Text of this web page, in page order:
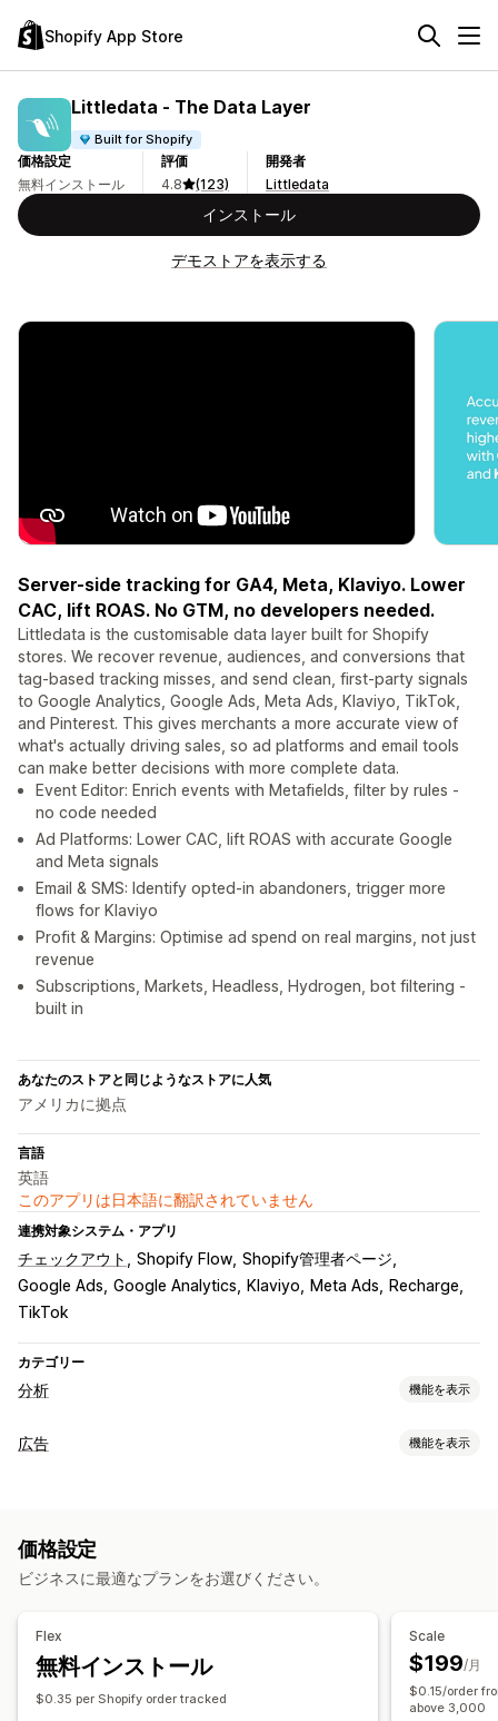
Shopify App Store
Littledata ‑ The Data Layer
Built for Shopify
価格設定
無料インストール
評価
4.8
(123)
開発者
Littledata
インストール
デモストアを表示する
Server-side tracking for GA4, Meta, Klaviyo. Lower
CAC, lift ROAS. No GTM, no developers needed.
Littledata is the customisable data layer built for Shopify
stores. We recover revenue, audiences, and conversions that
tag-based tracking misses, and send clean, first-party signals
to Google Analytics, Google Ads, Meta Ads, Klaviyo, TikTok,
and Pinterest. This gives merchants a more accurate view of
what's actually driving sales, so ad platforms and email tools
can make better decisions with more complete data.
Event Editor: Enrich events with Metafields, filter by rules -
no code needed
Ad Platforms: Lower CAC, lift ROAS with accurate Google
and Meta signals
Email & SMS: Identify opted-in abandoners, trigger more
flows for Klaviyo
Profit & Margins: Optimise ad spend on real margins, not just
revenue
Subscriptions, Markets, Headless, Hydrogen, bot filtering -
built in
あなたのストアと同じようなストアに人気
アメリカに拠点
言語
英語
このアプリは日本語に翻訳されていません
連携対象システム・アプリ
チェックアウト Shopify Flow Shopify管理者ページ
Google Ads Google Analytics Klaviyo Meta Ads
Recharge
TikTok
カテゴリー
分析 機能を表示
お客様の操作動向
マーケティングと販売
チェックアウト分析 購入の追跡 ファネル分析
ビジュアルとレポート
複数ストアレポート データのエクスポート
広告 機能を表示
カスタムオーディエンス
ロケーションベース
商品カテゴリー リターゲティング
パフォーマンス追跡
ROI分析
コンバージョントラッキング
UTMアトリビューション
価格設定
ビジネスに最適なプランをお選びください。
Flex
無料インストール
$0.35 per Shopify order tracked
Scale
$199/月
$0.15/order
above 3,000